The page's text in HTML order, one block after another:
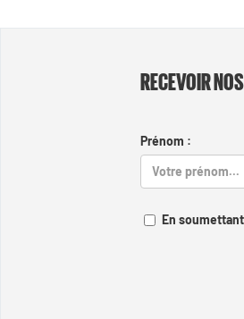
RECEVOIR
Prénom :
En